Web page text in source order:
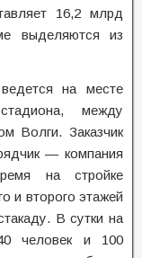
16,2 млрд
выделяются из
на месте
между
Волги. Заказчик
— компания
на стройке
и второго этажей
В сутки на
человек и 100